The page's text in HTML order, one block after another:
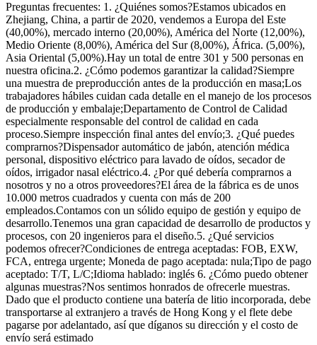
Preguntas frecuentes: 1. ¿Quiénes somos?Estamos ubicados en
Zhejiang, China, a partir de 2020, vendemos a Europa del Este
(40,00%), mercado interno (20,00%), América del Norte (12,00%),
Medio Oriente (8,00%), América del Sur (8,00%), África. (5,00%),
Asia Oriental (5,00%).Hay un total de entre 301 y 500 personas en
nuestra oficina.2. ¿Cómo podemos garantizar la calidad?Siempre
una muestra de preproducción antes de la producción en masa;Los
trabajadores hábiles cuidan cada detalle en el manejo de los procesos
de producción y embalaje;Departamento de Control de Calidad
especialmente responsable del control de calidad en cada
proceso.Siempre inspección final antes del envío;3. ¿Qué puedes
comprarnos?Dispensador automático de jabón, atención médica
personal, dispositivo eléctrico para lavado de oídos, secador de
oídos, irrigador nasal eléctrico.4. ¿Por qué debería comprarnos a
nosotros y no a otros proveedores?El área de la fábrica es de unos
10.000 metros cuadrados y cuenta con más de 200
empleados.Contamos con un sólido equipo de gestión y equipo de
desarrollo.Tenemos una gran capacidad de desarrollo de productos y
procesos, con 20 ingenieros para el diseño.5. ¿Qué servicios
podemos ofrecer?Condiciones de entrega aceptadas: FOB, EXW,
FCA, entrega urgente; Moneda de pago aceptada: nula;Tipo de pago
aceptado: T/T, L/C;Idioma hablado: inglés 6. ¿Cómo puedo obtener
algunas muestras?Nos sentimos honrados de ofrecerle muestras.
Dado que el producto contiene una batería de litio incorporada, debe
transportarse al extranjero a través de Hong Kong y el flete debe
pagarse por adelantado, así que díganos su dirección y el costo de
envío será estimado